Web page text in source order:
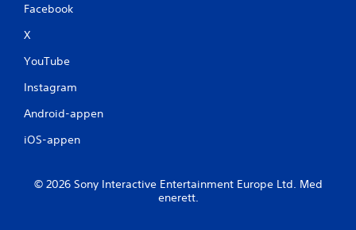
Facebook
X
YouTube
Instagram
Android-appen
iOS-appen
© 2026 Sony Interactive Entertainment Europe Ltd. Med
enerett.